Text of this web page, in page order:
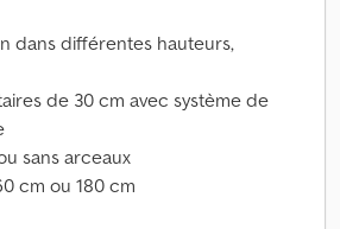
dans différentes hauteurs,
de 30 cm avec système de
sans arceaux
cm ou 180 cm